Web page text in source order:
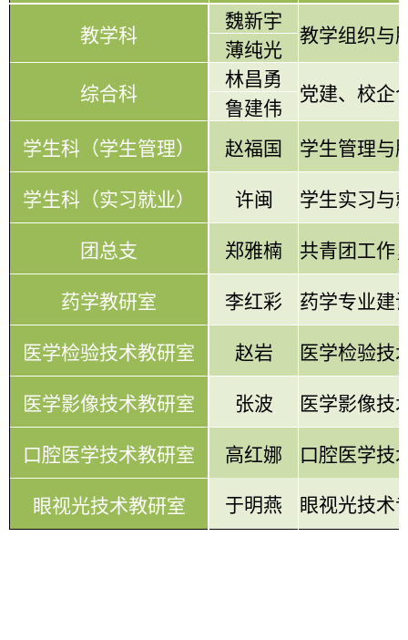
教学科
魏新宇
教学组织与
薄纯光
综合科
林昌勇
党建、校企
鲁建伟
学生科（学生管理）
赵福国 学生管理与
学生科（实习就业） 许闽 学生实习与
团总支 郑雅楠 共青团工作
药学教研室 李红彩 药学专业建
医学检验技术教研室 赵岩 医学检验技
医学影像技术教研室 张波 医学影像技
口腔医学技术教研室 高红娜 口腔医学技
眼视光技术教研室 于明燕 眼视光技术